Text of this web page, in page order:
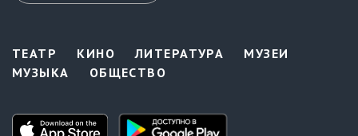
ТЕАТР КИНО ЛИТЕРАТУРА
МУЗЕИ
МУЗЫКА
ОБЩЕСТВО